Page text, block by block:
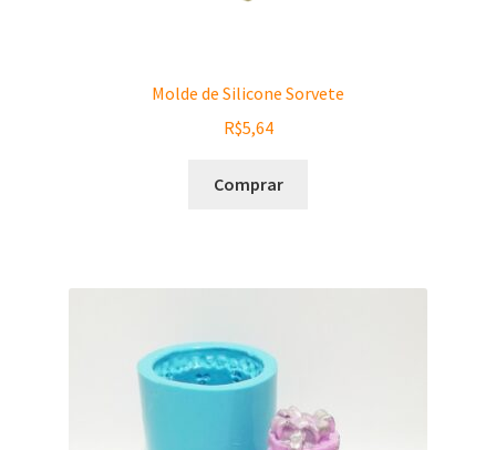
Molde de Silicone Sorvete
R$5,64
Comprar